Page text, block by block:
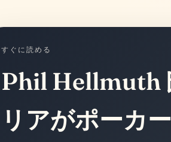
すぐに読める
Phil Hellmuth
リアがポーカ